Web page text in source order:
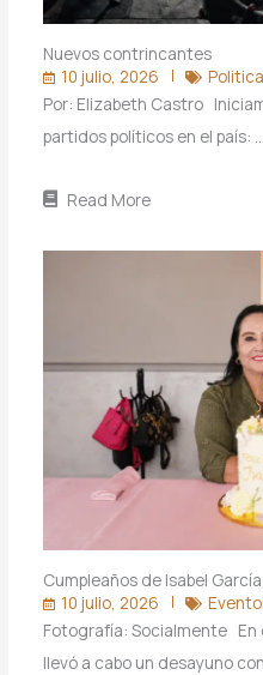
Nuevos contrincantes
10 julio, 2026
Politica
Por: Elizabeth Castro
partidos políticos en el país: …
Read More
Cumpleaños de Isabel García
10 julio, 2026
Fotografía: Socialmente
llevó a cabo un desayuno con